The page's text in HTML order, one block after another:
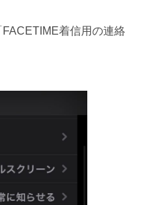
着信用の連絡